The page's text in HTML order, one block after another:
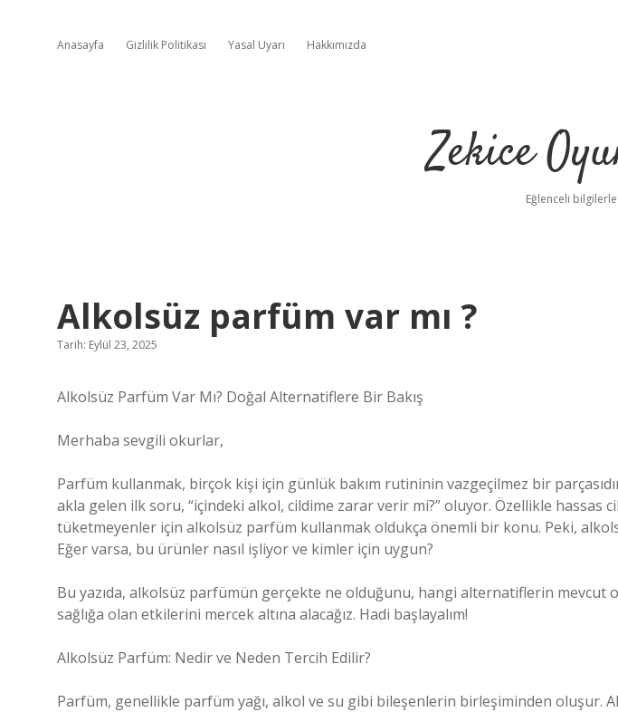
Anasayfa Gizlilik Politikası Yasal Uyarı Hakkımızda
Zekice
Eğlenceli bilgilerle
Alkolsüz parfüm var mı ?
Tarih: Eylül 23, 2025
Alkolsüz Parfüm Var Mı? Doğal Alternatiflere Bir Bakış
Merhaba sevgili okurlar,
Parfüm kullanmak, birçok kişi için günlük bakım rutininin vazgeçilmez bir
akla gelen ilk soru, “içindeki alkol, cildime zarar verir mi?” oluyor. Özellikle hassas
tüketmeyenler için alkolsüz parfüm kullanmak oldukça önemli bir konu. Peki,
Eğer varsa, bu ürünler nasıl işliyor ve kimler için uygun?
Bu yazıda, alkolsüz parfümün gerçekte ne olduğunu, hangi alternatiflerin mevcut
sağlığa olan etkilerini mercek altına alacağız. Hadi başlayalım!
Alkolsüz Parfüm: Nedir ve Neden Tercih Edilir?
Parfüm, genellikle parfüm yağı, alkol ve su gibi bileşenlerin birleşiminden oluşur.